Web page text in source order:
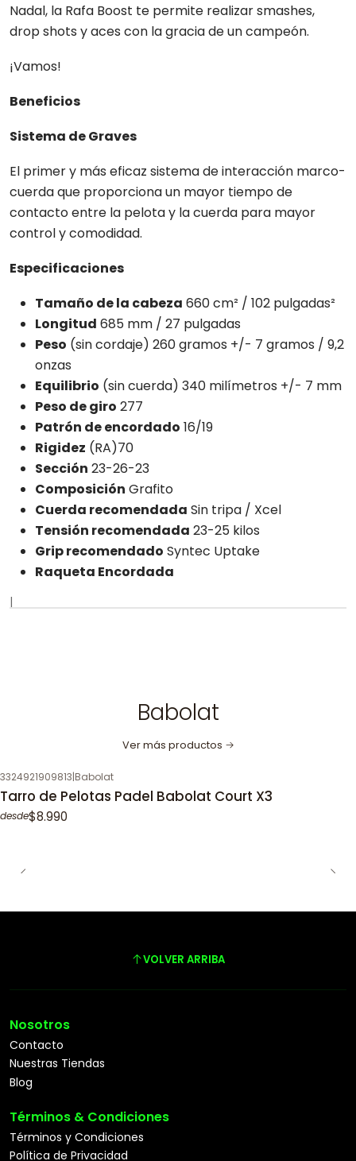
Nadal, la Rafa Boost te permite realizar smashes,
drop shots y aces con la gracia de un campeón.
¡Vamos!
Beneficios
Sistema de Graves
El primer y más eficaz sistema de interacción marco-
cuerda que proporciona un mayor tiempo de
contacto entre la pelota y la cuerda para mayor
control y comodidad.
Especificaciones
Tamaño de la cabeza 660 cm² / 102 pulgadas²
Longitud 685 mm / 27 pulgadas
Peso (sin cordaje) 260 gramos +/- 7 gramos / 9,2
onzas
Equilibrio (sin cuerda) 340 milímetros +/- 7 mm
Peso de giro 277
Patrón de encordado 16/19
Rigidez (RA)70
Sección 23-26-23
Composición Grafito
Cuerda recomendada Sin tripa / Xcel
Tensión recomendada 23-25 ​​kilos
Grip recomendado Syntec Uptake
Raqueta Encordada
|
Babolat
Ver más productos
3324921909813|Babolat
Tarro de Pelotas Padel Babolat Court X3
desde$8.990
VOLVER ARRIBA
Nosotros
Contacto
Nuestras Tiendas
Blog
Términos & Condiciones
Términos y Condiciones
Política de Privacidad